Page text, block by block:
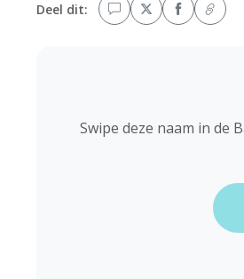
Deel dit:
Swipe deze naam in de